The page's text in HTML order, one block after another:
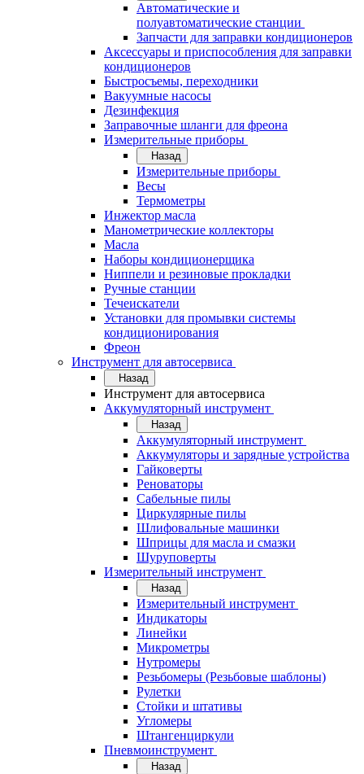
Автоматические и
полуавтоматические станции
Запчасти для заправки кондиционеров
Аксессуары и приспособления для заправки
кондиционеров
Быстросъемы, переходники
Вакуумные насосы
Дезинфекция
Заправочные шланги для фреона
Измерительные приборы
Назад
Измерительные приборы
Весы
Термометры
Инжектор масла
Манометрические коллекторы
Масла
Наборы кондиционерщика
Ниппели и резиновые прокладки
Ручные станции
Течеискатели
Установки для промывки системы
кондиционирования
Фреон
Инструмент для автосервиса
Назад
Инструмент для автосервиса
Аккумуляторный инструмент
Назад
Аккумуляторный инструмент
Аккумуляторы и зарядные устройства
Гайковерты
Реноваторы
Сабельные пилы
Циркулярные пилы
Шлифовальные машинки
Шприцы для масла и смазки
Шуруповерты
Измерительный инструмент
Назад
Измерительный инструмент
Индикаторы
Линейки
Микрометры
Нутромеры
Резьбомеры (Резьбовые шаблоны)
Рулетки
Стойки и штативы
Угломеры
Штангенциркули
Пневмоинструмент
Назад